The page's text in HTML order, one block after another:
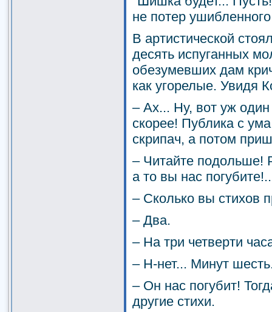
не потер
В артистической
десять испуганных
обезумевших дам
как угорелые. Увидя
– Ах... Ну, вот уж
скорее! Публика с
скрипач, а потом
– Читайте подольше!
а то вы нас погубите!..
– Сколько вы стихов
– Два.
– На три четверти
– Н-нет... Минут
– Он нас погубит!
другие стихи.